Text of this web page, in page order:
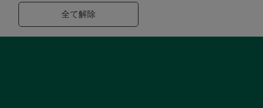
全て解除